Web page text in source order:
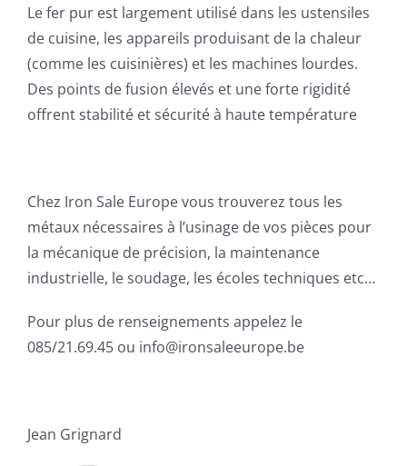
Le fer pur est largement utilisé dans les ustensiles
de cuisine, les appareils produisant de la chaleur
(comme les cuisinières) et les machines lourdes.
Des points de fusion élevés et une forte rigidité
offrent stabilité et sécurité à haute température
Chez Iron Sale Europe vous trouverez tous les
métaux nécessaires à l’usinage de vos pièces pour
la mécanique de précision, la maintenance
industrielle, le soudage, les écoles techniques etc…
Pour plus de renseignements appelez le
085/21.69.45 ou info@ironsaleeurope.be
Jean Grignard